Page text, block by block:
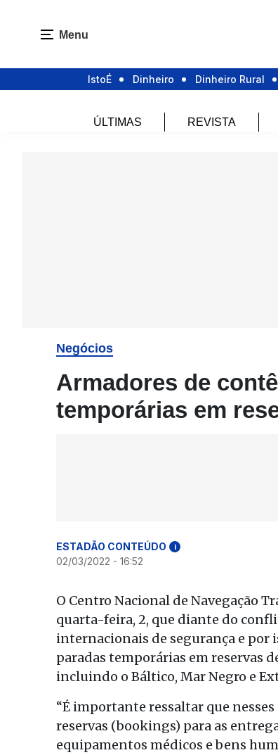
Menu
IstoÉ Dinheiro Dinheiro Rural
ÚLTIMAS REVISTA
Negócios
Armadores de
temporárias em
ESTADÃO CONTEÚDO i
02/03/2022 - 16:52
O Centro Nacional de Navegação
quarta-feira, 2, que diante do
internacionais de segurança e por
paradas temporárias em reservas
incluindo o Báltico, Mar Negro e
“É importante ressaltar que
reservas (bookings) para as
equipamentos médicos e bens